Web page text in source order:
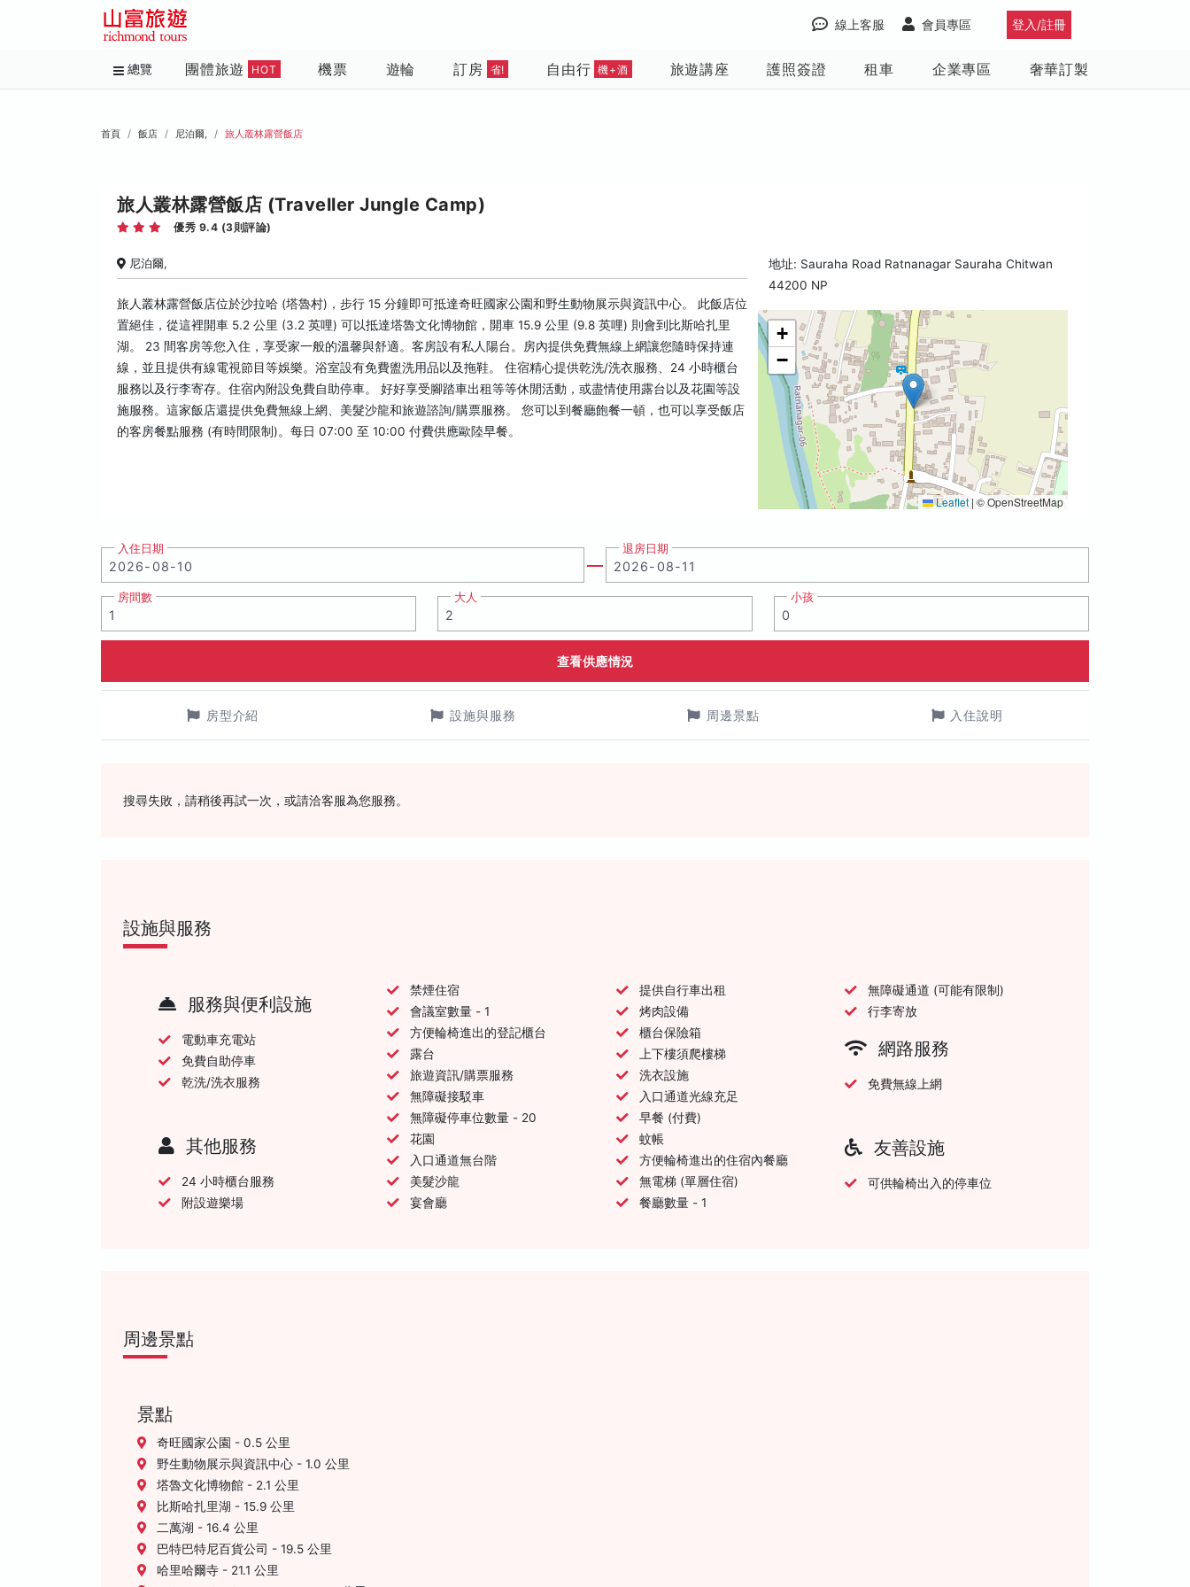
登入/註冊
會員專區
線上客服
總覽 團體旅遊 HOT 機票 遊輪 訂房 省! 自由行 機+酒 旅遊講座 護照簽證 租車 企業專區 奢華訂製
首頁 飯店 尼泊爾, 旅人叢林露營飯店
旅人叢林露營飯店 (Traveller Jungle Camp)
優秀 9.4 (3則評論)
尼泊爾,
旅人叢林露營飯店位於沙拉哈 (塔魯村)，步行 15 分鐘即可抵達奇旺國家公園和野生動物展示與資訊中心。 此飯店位
置絕佳，從這裡開車 5.2 公里 (3.2 英哩) 可以抵達塔魯文化博物館，開車 15.9 公里 (9.8 英哩) 則會到比斯哈扎里
湖。 23 間客房等您入住，享受家一般的溫馨與舒適。客房設有私人陽台。房內提供免費無線上網讓您隨時保持連
線，並且提供有線電視節目等娛樂。浴室設有免費盥洗用品以及拖鞋。 住宿精心提供乾洗/洗衣服務、24 小時櫃台
服務以及行李寄存。住宿內附設免費自助停車。 好好享受腳踏車出租等等休閒活動，或盡情使用露台以及花園等設
施服務。這家飯店還提供免費無線上網、美髮沙龍和旅遊諮詢/購票服務。 您可以到餐廳飽餐一頓，也可以享受飯店
的客房餐點服務 (有時間限制)。每日 07:00 至 10:00 付費供應歐陸早餐。
地址: Sauraha Road Ratnanagar Sauraha Chitwan
44200 NP
+
−
Leaflet | © OpenStreetMap
入住日期 退房日期
房間數 大人 小孩
查看供應情況
房型介紹 設施與服務 周邊景點 入住說明
搜尋失敗，請稍後再試一次，或請洽客服為您服務。
設施與服務
服務與便利設施
電動車充電站
免費自助停車
乾洗/洗衣服務
其他服務
24 小時櫃台服務
附設遊樂場
禁煙住宿
會議室數量 - 1
方便輪椅進出的登記櫃台
露台
旅遊資訊/購票服務
無障礙接駁車
無障礙停車位數量 - 20
花園
入口通道無台階
美髮沙龍
宴會廳
提供自行車出租
烤肉設備
櫃台保險箱
上下樓須爬樓梯
洗衣設施
入口通道光線充足
早餐 (付費)
蚊帳
方便輪椅進出的住宿內餐廳
無電梯 (單層住宿)
餐廳數量 - 1
無障礙通道 (可能有限制)
行李寄放
網路服務
免費無線上網
友善設施
可供輪椅出入的停車位
周邊景點
景點
奇旺國家公園 - 0.5 公里
野生動物展示與資訊中心 - 1.0 公里
塔魯文化博物館 - 2.1 公里
比斯哈扎里湖 - 15.9 公里
二萬湖 - 16.4 公里
巴特巴特尼百貨公司 - 19.5 公里
哈里哈爾寺 - 21.1 公里